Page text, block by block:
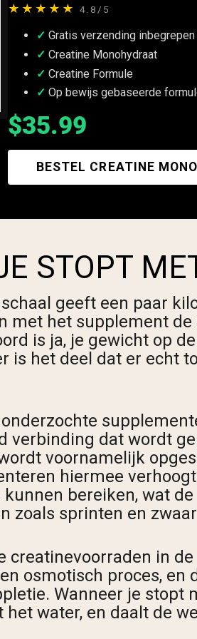
★★★★★ 4.8/5
Gratis verzending inbegrepen
Creatine Monohydraat
Creatine Formule
Op bewijs gebaseerde
$35.99
BESTEL CREATINE
STOPT
geeft een paar
met het supplement
is ja, je gewicht op
is het deel dat er echt
verbinding dat wordt
voornamelijk
hiermee
bereiken, wat
zoals sprinten en
creatinevoorraden in
osmotisch proces,
Wanneer je stopt
water, en daalt de